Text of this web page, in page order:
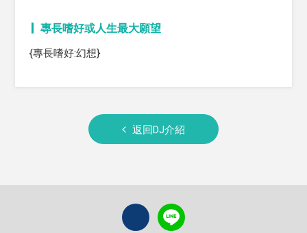
專長嗜好或人生最大願望
{專長嗜好:幻想}
返回DJ介紹